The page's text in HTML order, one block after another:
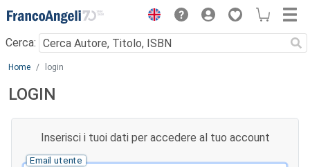
Menu
Cerca:
Main content
Home login
LOGIN
Inserisci i tuoi dati per accedere al tuo account
Email utente